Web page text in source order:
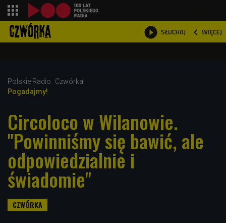
 SŁUCHAJ  WIĘCEJ

Polskie Radio
Czwórka
Pogadajmy!
Circoloco w Wilanowie.
"Powinniśmy się bawić, ale
odpowiedzialnie i
świadomie"